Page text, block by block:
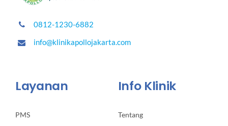
0812-1230-6882
info@klinikapollojakarta.com
Layanan
PMS
Info Klinik
Tentang